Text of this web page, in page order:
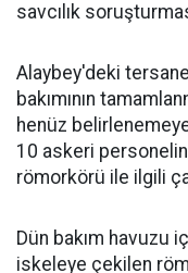
savcılık
Alaybey'deki
bakımının
henüz
10 askeri
römorkörü ile ilgili
Dün bakım havuzu
iskeleye çekilen